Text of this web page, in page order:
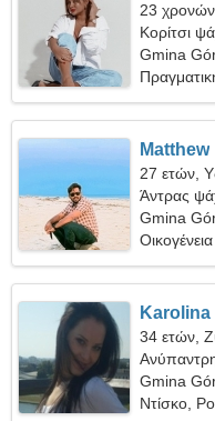
23
Κορίτσι
Gmina
Matthew
27 ετών,
Άντρας
Gmina
Οικογένεια
Karolina
34 ετών,
Gmina
Ντίσκο,